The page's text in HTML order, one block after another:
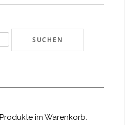
SUCHEN
im Warenkorb.